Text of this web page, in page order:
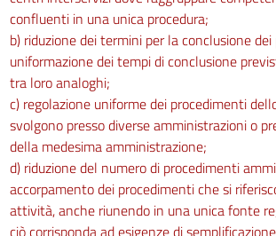
confluenti in una unica procedura;
b) riduzione dei termini per la conclusione
uniformazione dei tempi di conclusione
tra loro analoghi;
c) regolazione uniforme dei procedimenti
svolgono presso diverse amministrazioni o
della medesima amministrazione;
d) riduzione del numero di procedimenti
accorpamento dei procedimenti che si
attività, anche riunendo in una unica fonte
ciò corrisponda ad esigenze di